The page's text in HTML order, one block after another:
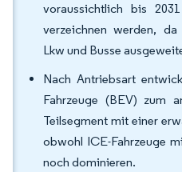
voraussichtlich bis
verzeichnen werden,
Lkw und Busse
Nach Antriebsart
Fahrzeuge (BEV) zum
Teilsegment mit einer
obwohl ICE-Fahrzeuge
noch dominieren.